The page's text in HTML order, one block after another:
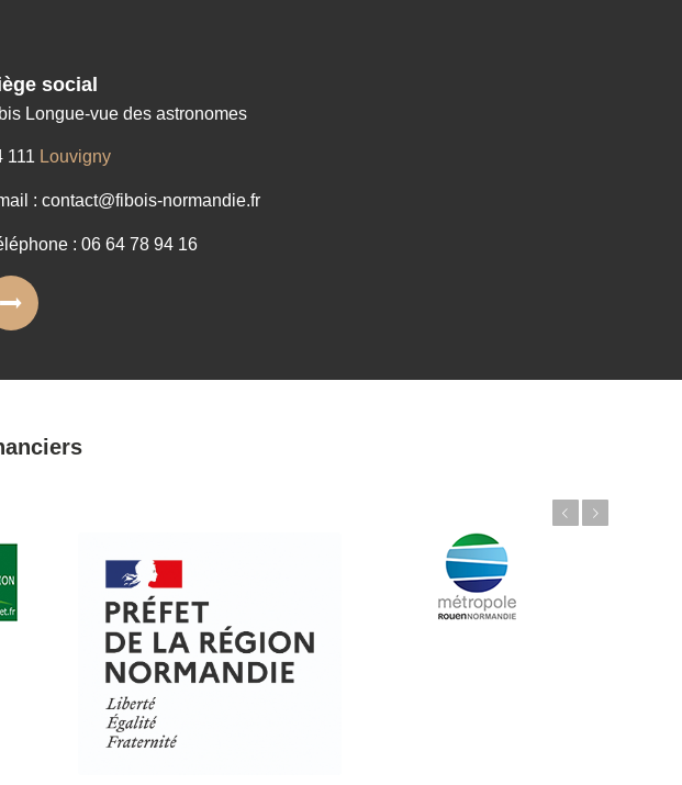
social
Longue-vue des astronomes
111 Louvigny
: contact@fibois-normandie.fr
: 06 64 78 94 16